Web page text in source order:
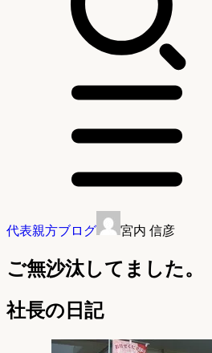
代表親方ブログ 宮内 信彦
ご無沙汰してました。
社長の日記